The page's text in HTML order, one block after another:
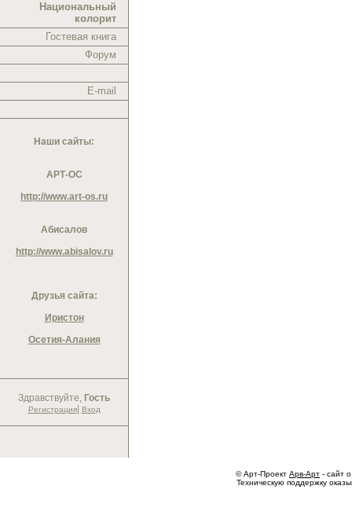
Национальный
колорит
Гостевая книга
Форум
E-mail
Наши сайты:
АРТ-ОС
http://www.art-os.ru
Абисалов
http://www.abisalov.ru
Друзья сайта:
Иристон
Осетия-Алания
Здравствуйте, Гость
Регистрация| Вход
© Арт-Проект Арв-Арт - сайт
Техническую поддержку